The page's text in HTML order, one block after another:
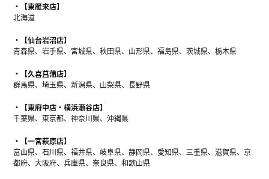
【東雁来店】
北海道
【仙台岩沼店】
青森県、岩手県、宮城県、秋田県、山形県、福島県、茨城県、栃木県
【久喜菖蒲店】
群馬県、埼玉県、新潟県、山梨県、長野県
【東府中店・横浜瀬谷店】
千葉県、東京都、神奈川県、沖縄県
【一宮萩原店】
富山県、石川県、福井県、岐阜県、静岡県、愛知県、三重県、滋賀県、京
都府、大阪府、兵庫県、奈良県、和歌山県